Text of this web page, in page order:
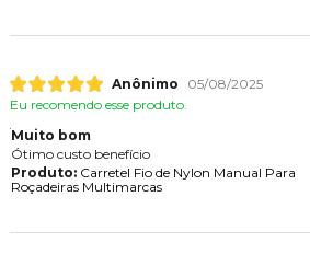
Anônimo
05/08/2025
Eu recomendo esse produto.
Muito bom
Ótimo custo benefício
Produto:Carretel Fio de Nylon Manual Para
Roçadeiras Multimarcas